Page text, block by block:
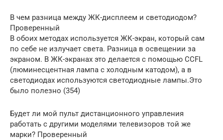
В чем разница между ЖК-дисплеем и светодиодом?
Проверенный
В обоих методах используется ЖК-экран, который сам
по себе не излучает света. Разница в освещении за
экраном. В ЖК-экранах это делается с помощью CCFL
(люминесцентная лампа с холодным катодом), а в
светодиодах используются светодиодные лампы.Это
было полезно (354)
Будет ли мой пульт дистанционного управления
работать с другими моделями телевизоров той же
марки? Проверенный